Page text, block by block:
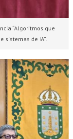
“Algoritmos que
sistemas de IA”.